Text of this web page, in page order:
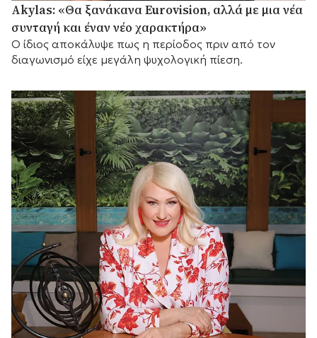
Akylas: «Θα ξανάκανα Eurovision, αλλά με μια νέα
συνταγή και έναν νέο χαρακτήρα»
Ο ίδιος αποκάλυψε πως η περίοδος πριν από τον
διαγωνισμό είχε μεγάλη ψυχολογική πίεση.